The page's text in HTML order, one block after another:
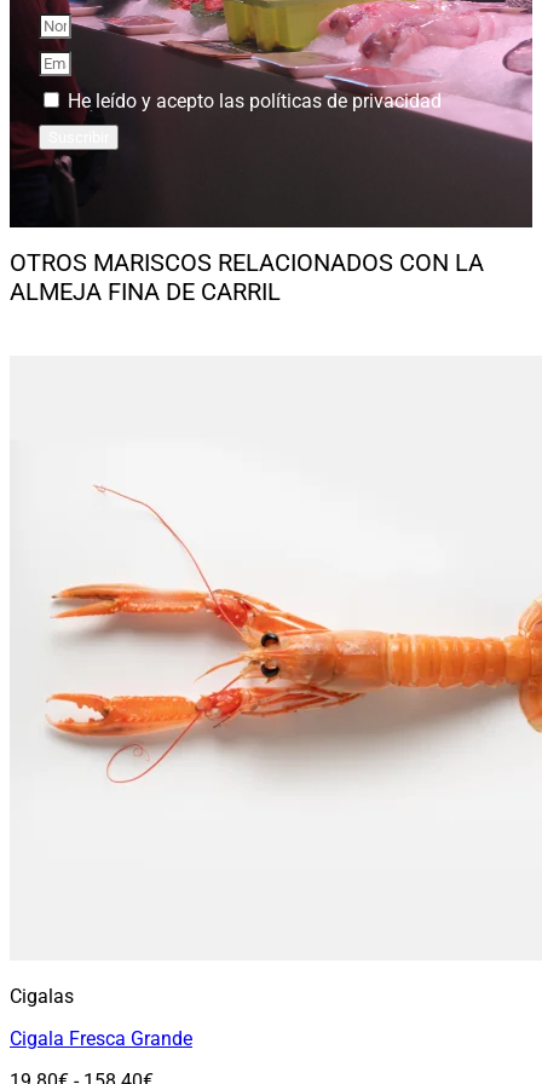
He leído y acepto las políticas de privacidad
OTROS MARISCOS RELACIONADOS CON LA
ALMEJA FINA DE CARRIL
Cigalas
Cigala Fresca Grande